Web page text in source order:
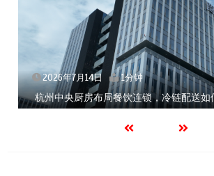
2026年7月14日 1分钟
杭州中央厨房布局餐饮连锁，冷链配送